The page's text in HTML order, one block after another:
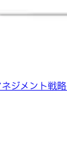
ジメント戦